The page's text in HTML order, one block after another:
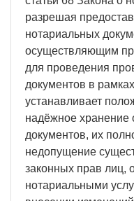
разрешая
нотариальных
осуществляющим
для проведения
документов в
устанавливает
надёжное хранение
документов, их
недопущение
законных прав лиц,
нотариальными